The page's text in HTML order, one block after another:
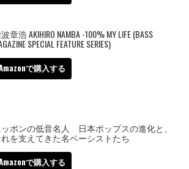
章浩 AKIHIRO NAMBA -100% MY LIFE (BASS
SPECIAL FEATURE SERIES)
で購入する
ポンの低音名人 日本ポップスの進化と、
を支えてきた名ベーシストたち
で購入する